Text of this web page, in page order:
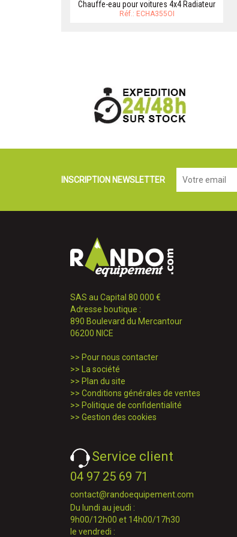
Chauffe-eau pour voitures 4x4 Radiateur
Réf.: ECHA355OI
INSCRIPTION NEWSLETTER
SAS au Capital 80 000 €
Adresse boutique :
890 Boulevard du Mercantour
06200 NICE
>> Pour nous contacter
>> La société
>> Plan du site
>> Conditions générales de ventes
>> Politique de confidentialité
>> Gestion des cookies
Service client
04 97 25 69 71
contact@randoequipement.com
Du lundi au jeudi :
9h00/12h00 et 14h00/17h30
le vendredi :